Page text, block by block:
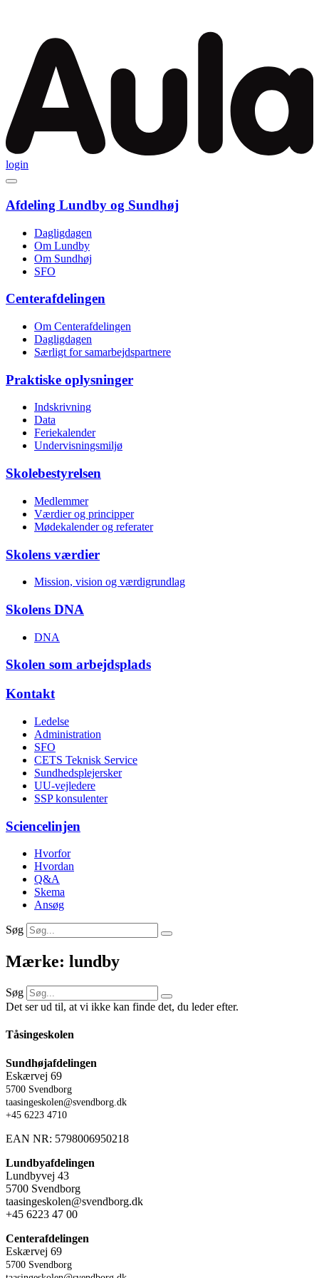
login
Afdeling Lundby og Sundhøj
Dagligdagen
Om Lundby
Om Sundhøj
SFO
Centerafdelingen
Om Centerafdelingen
Dagligdagen
Særligt for samarbejds­partnere
Praktiske oplysninger
Indskrivning
Data
Feriekalender
Undervisnings­miljø
Skolebestyrelsen
Medlemmer
Værdier og principper
Mødekalender og referater
Skolens værdier
Mission, vision og værdigrundlag
Skolens DNA
DNA
Skolen som arbejdsplads
Kontakt
Ledelse
Administration
SFO
CETS Teknisk Service
Sundhedsplejersker
UU-vejledere
SSP konsulenter
Sciencelinjen
Hvorfor
Hvordan
Q&A
Skema
Ansøg
Søg
Mærke: lundby
Søg
Det ser ud til, at vi ikke kan finde det, du leder efter.
Tåsingeskolen
Sundhøjafdelingen
Eskærvej 69
5700 Svendborg
taasingeskolen@svendborg.dk
+45 6223 4710
EAN NR: 5798006950218
Lundbyafdelingen
Lundbyvej 43
5700 Svendborg
taasingeskolen@svendborg.dk
+45 6223 47 00
Centerafdelingen
Eskærvej 69
5700 Svendborg